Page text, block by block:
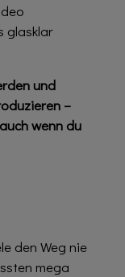
glasklar
und
–
wenn du
den Weg nie
mega